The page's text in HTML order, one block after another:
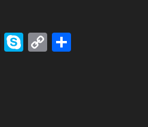
Telegram
Skype
Copy